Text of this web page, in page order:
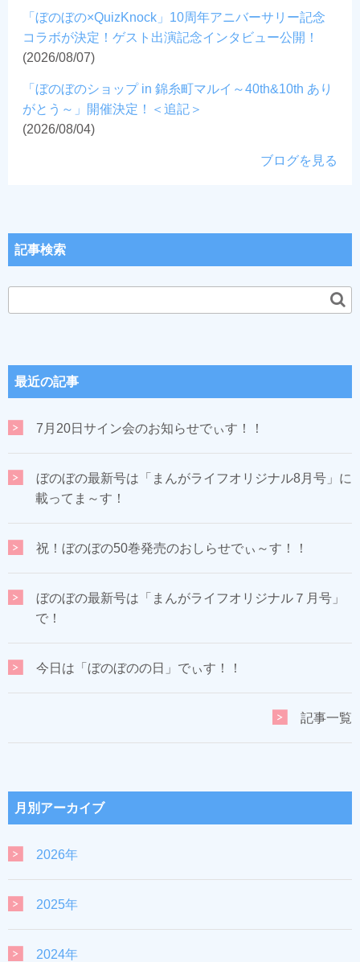
「ぼのぼの×QuizKnock」10周年アニバーサリー記念
コラボが決定！ゲスト出演記念インタビュー公開！
(2026/08/07)
「ぼのぼのショップ in 錦糸町マルイ～40th&10th あり
がとう～」開催決定！＜追記＞
(2026/08/04)
ブログを見る
記事検索
最近の記事
7月20日サイン会のお知らせでぃす！！
ぼのぼの最新号は「まんがライフオリジナル8月号」に
載ってま～す！
祝！ぼのぼの50巻発売のおしらせでぃ～す！！
ぼのぼの最新号は「まんがライフオリジナル７月号」
で！
今日は「ぼのぼのの日」でぃす！！
記事一覧
月別アーカイブ
2026年
2025年
2024年